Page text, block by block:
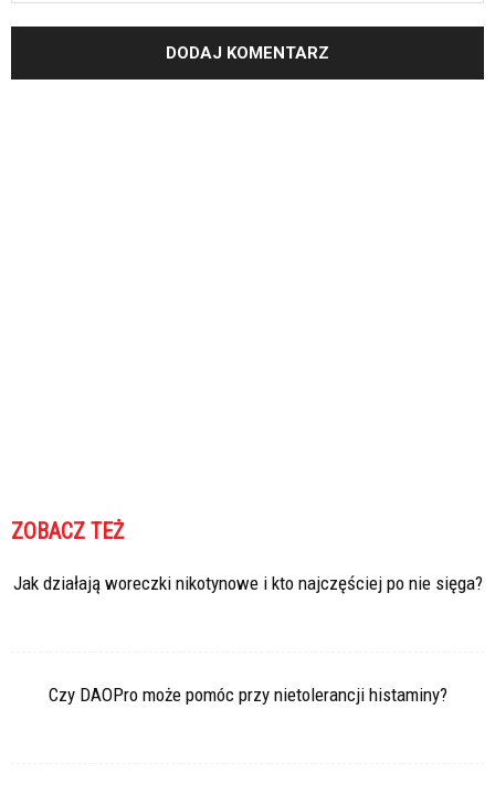
ZOBACZ TEŻ
Jak działają woreczki nikotynowe i kto najczęściej po nie sięga?
Czy DAOPro może pomóc przy nietolerancji histaminy?